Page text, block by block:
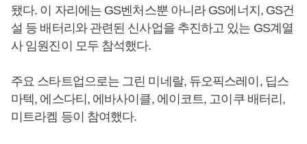
됐다. 이 자리에는 GS벤처스뿐 아니라 GS에너지, GS건
설 등 배터리와 관련된 신사업을 추진하고 있는 GS계열
사 임원진이 모두 참석했다.
주요 스타트업으로는 그린 미네랄, 듀오픽스레이, 딥스
마텍, 에스다티, 에바사이클, 에이코트, 고이쿠 배터리,
미트라켐 등이 참여했다.